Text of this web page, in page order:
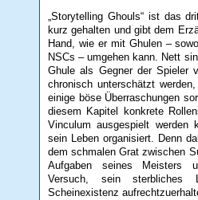
„Storytelling Ghouls“ ist das
kurz gehalten und gibt dem
Hand, wie er mit Ghulen –
NSCs – umgehen kann. Nett
Ghule als Gegner der Spieler
chronisch unterschätzt
einige böse Überraschungen
diesem Kapitel konkrete
Vinculum ausgespielt werden
sein Leben organisiert. Denn
dem schmalen Grat zwischen
Aufgaben seines Meisters
Versuch, sein sterbliches
Scheinexistenz